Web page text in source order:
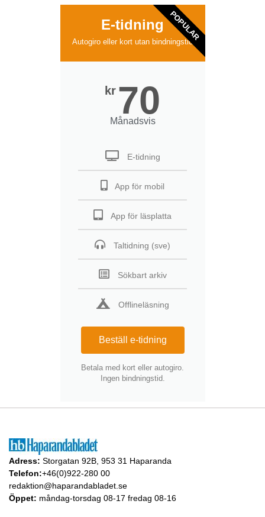
E-tidning
Autogiro eller kort utan bindningstid
kr 70
Månadsvis
E-tidning
App för mobil
App för läsplatta
Taltidning (sve)
Sökbart arkiv
Offlineläsning
Beställ e-tidning
Betala med kort eller autogiro.
Ingen bindningstid.
POPULAR
Adress: Storgatan 92B, 953 31 Haparanda
Telefon:+46(0)922-280 00
redaktion@haparandabladet.se
Öppet: måndag-torsdag 08-17 fredag 08-16